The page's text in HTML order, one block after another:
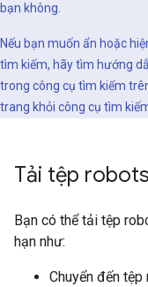
bạn không.
Nếu bạn muốn ẩn hoặc
tìm kiếm, hãy tìm hướng
trong công cụ tìm kiếm
trang khỏi công cụ tìm
Tải tệp robots
Bạn có thể tải tệp
hạn như:
Chuyển đến